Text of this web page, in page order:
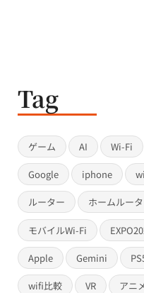
Tag
ゲーム AI Wi-Fi
Google iphone
ルーター ホームルー
モバイルWi-Fi
Apple Gemini
wifi比較 VR アニ